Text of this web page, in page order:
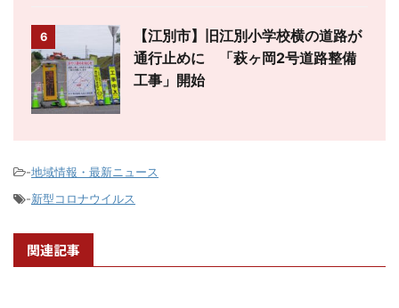
6
【江別市】旧江別小学校横の道路が
通行止めに 「萩ヶ岡2号道路整備
工事」開始
-地域情報・最新ニュース
-新型コロナウイルス
関連記事